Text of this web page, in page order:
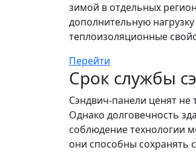
зимой в отдельных
дополнительную
теплоизоляционные
Перейти
Срок службы
Сэндвич-панели ценят
Однако долговечность
соблюдение технологии
они способны сохранять